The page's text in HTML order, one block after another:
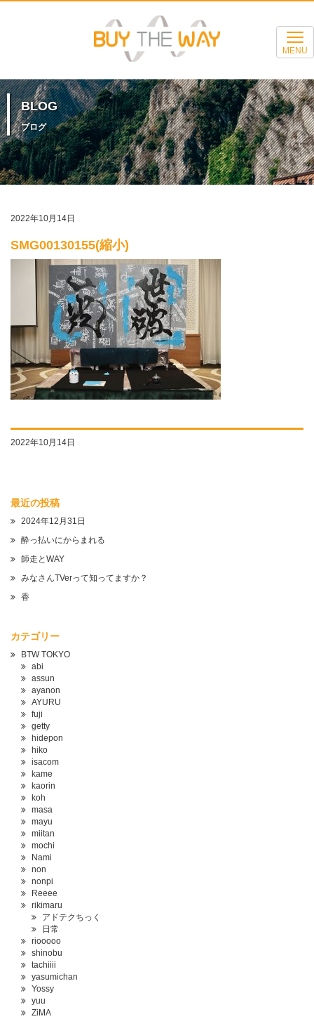
MENU
BLOG
ブログ
2022年10月14日
SMG00130155(縮小)
2022年10月14日
最近の投稿
2024年12月31日
酔っ払いにからまれる
師走とWAY
みなさんTVerって知ってますか？
香
カテゴリー
BTW TOKYO
abi
assun
ayanon
AYURU
fuji
getty
hidepon
hiko
isacom
kame
kaorin
koh
masa
mayu
miitan
mochi
Nami
non
nonpi
Reeee
rikimaru
アドテクちっく
日常
riooooo
shinobu
tachiiii
yasumichan
Yossy
yuu
ZiMA